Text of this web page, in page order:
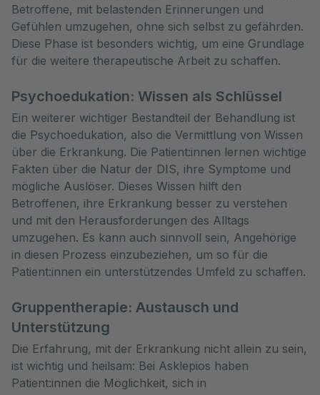
Betroffene, mit belastenden Erinnerungen und
Gefühlen umzugehen, ohne sich selbst zu gefährden.
Diese Phase ist besonders wichtig, um eine Grundlage
für die weitere therapeutische Arbeit zu schaffen.
Psychoedukation: Wissen als Schlüssel
Ein weiterer wichtiger Bestandteil der Behandlung ist
die Psychoedukation, also die Vermittlung von Wissen
über die Erkrankung. Die Patient:innen lernen wichtige
Fakten über die Natur der DIS, ihre Symptome und
mögliche Auslöser. Dieses Wissen hilft den
Betroffenen, ihre Erkrankung besser zu verstehen
und mit den Herausforderungen des Alltags
umzugehen. Es kann auch sinnvoll sein, Angehörige
in diesen Prozess einzubeziehen, um so für die
Patient:innen ein unterstützendes Umfeld zu schaffen.
Gruppentherapie: Austausch und
Unterstützung
Die Erfahrung, mit der Erkrankung nicht allein zu sein,
ist wichtig und heilsam: Bei Asklepios haben
Patient:innen die Möglichkeit, sich in